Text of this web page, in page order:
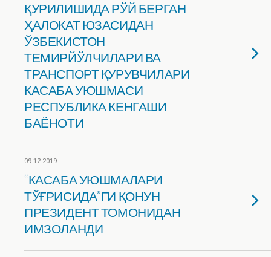
ҚУРИЛИШИДА РЎЙ БЕРГАН
ҲАЛОКАТ ЮЗАСИДАН
ЎЗБЕКИСТОН
ТЕМИРЙЎЛЧИЛАРИ ВА
ТРАНСПОРТ ҚУРУВЧИЛАРИ
КАСАБА УЮШМАСИ
РЕСПУБЛИКА КЕНГАШИ
БАЁНОТИ
09.12.2019
“КАСАБА УЮШМАЛАРИ
ТЎҒРИСИДА”ГИ ҚОНУН
ПРЕЗИДЕНТ ТОМОНИДАН
ИМЗОЛАНДИ